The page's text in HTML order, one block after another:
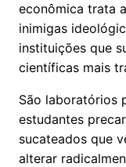
econômica trata
inimigas
instituições que
científicas mais
São laboratórios
estudantes
sucateados que
alterar